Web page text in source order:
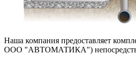
Наша компания предоставляет
ООО "АВТОМАТИКА")